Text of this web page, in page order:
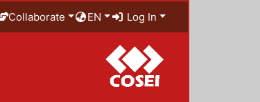
Collaborate EN Log In